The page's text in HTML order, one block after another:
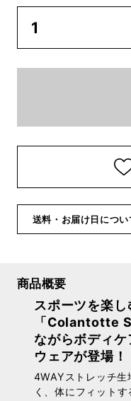
送料・お届け日につい
商品概要
スポーツを楽
「Colantotte
ながらボディ
ウェアが登場！
4WAYストレッチ生
く、体にフィット